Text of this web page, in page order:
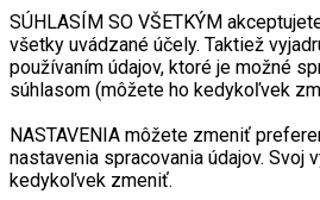
SÚHLASÍM SO VŠETKÝM
všetky uvádzané účely. Taktiež
používaním údajov, ktoré je možné
súhlasom (môžete ho kedykoľvek
NASTAVENIA môžete zmeniť
nastavenia spracovania údajov. Svoj
kedykoľvek zmeniť.